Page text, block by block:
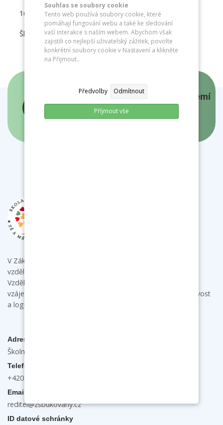
Souhlas se soubory cookie
Tento web používá soubory cookie, které
pomáhají fungování webu a také ke sledování
vaší interakce s naším webem. Abychom však
zajistili co nejlepší uživatelský zážitek, povolte
konkrétní soubory cookie v Nastavení a klikněte
na Přijmout..
Předvolby Odmítnout
Příjmout vše
16:30 – 18:30
Školní zahrada
Panovníci a prezidenti českých zemí
- interaktivní mapa
V Základní škole a mateřské škole Bukovany poskytujeme
vzdělání s individuálním přístupem ke každému dítěti.
Vzdělávacími aktivitami podporujeme u dětí samostatnost,
vzájemnou spolupráci a komunikaci a rozvíjíme jejich tvořivost
a logické myšlení.
Adresa
Školní 132, 696 31 Bukovany
Telefon
+420 603 474 889
Email
reditel@zsbukovany.cz
ID datové schránky